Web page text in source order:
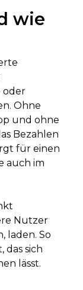
wie
oder
Ohne
und ohne
Bezahlen
für einen
auch im
Nutzer
laden. So
das sich
lässt.